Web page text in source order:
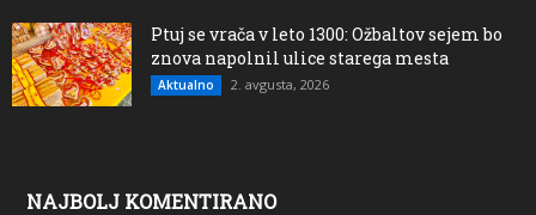
Ptuj se vrača v leto 1300: Ožbaltov sejem bo
znova napolnil ulice starega mesta
Aktualno 2. avgusta, 2026
NAJBOLJ KOMENTIRANO